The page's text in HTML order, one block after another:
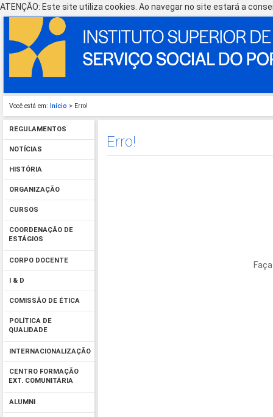
ATENÇÃO: Este site utiliza cookies. Ao navegar no site estará a
Você está em: Início > Erro!
REGULAMENTOS
NOTÍCIAS
HISTÓRIA
ORGANIZAÇÃO
CURSOS
COORDENAÇÃO DE
ESTÁGIOS
CORPO DOCENTE
I & D
COMISSÃO DE ÉTICA
POLÍTICA DE
QUALIDADE
INTERNACIONALIZAÇÃO
CENTRO FORMAÇÃO
EXT. COMUNITÁRIA
ALUMNI
Erro!